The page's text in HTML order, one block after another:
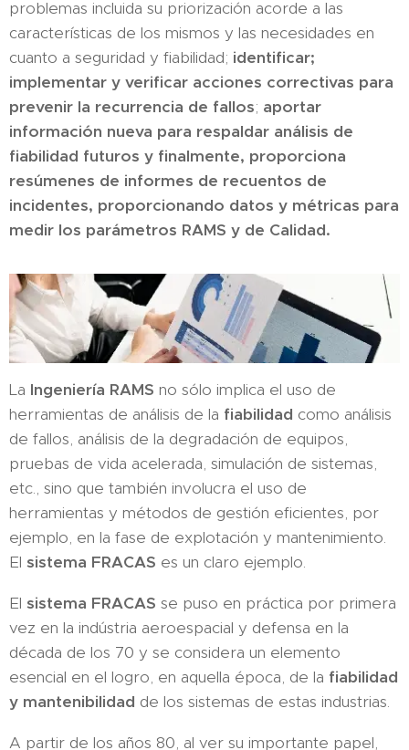
problemas incluida su priorización acorde a las
características de los mismos y las necesidades en
cuanto a seguridad y fiabilidad; identificar;
implementar y verificar acciones correctivas para
prevenir la recurrencia de fallos; aportar
información nueva para respaldar análisis de
fiabilidad futuros y finalmente, proporciona
resúmenes de informes de recuentos de
incidentes, proporcionando datos y métricas para
medir los parámetros RAMS y de Calidad.
La Ingeniería RAMS no sólo implica el uso de
herramientas de análisis de la fiabilidad como análisis
de fallos, análisis de la degradación de equipos,
pruebas de vida acelerada, simulación de sistemas,
etc., sino que también involucra el uso de
herramientas y métodos de gestión eficientes, por
ejemplo, en la fase de explotación y mantenimiento.
El sistema FRACAS es un claro ejemplo.
El sistema FRACAS se puso en práctica por primera
vez en la indústria aeroespacial y defensa en la
década de los 70 y se considera un elemento
esencial en el logro, en aquella época, de la fiabilidad
y mantenibilidad de los sistemas de estas industrias.
A partir de los años 80, al ver su importante papel,